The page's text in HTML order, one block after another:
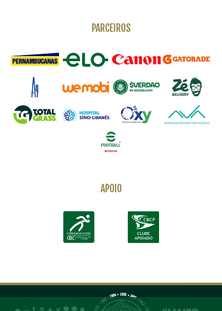
PARCEIROS
APOIO